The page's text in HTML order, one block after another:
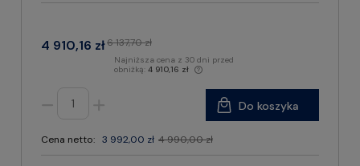
4 910,16 zł6 137,70 zł
Najniższa cena z 30 dni przed
obniżką: 4 910,16 zł
Cena netto: 3 992,00 zł 4 990,00 zł
Do koszyka